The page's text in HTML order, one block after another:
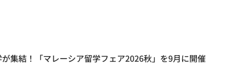
集結！「マレーシア留学フェア2026秋」を9月に開催